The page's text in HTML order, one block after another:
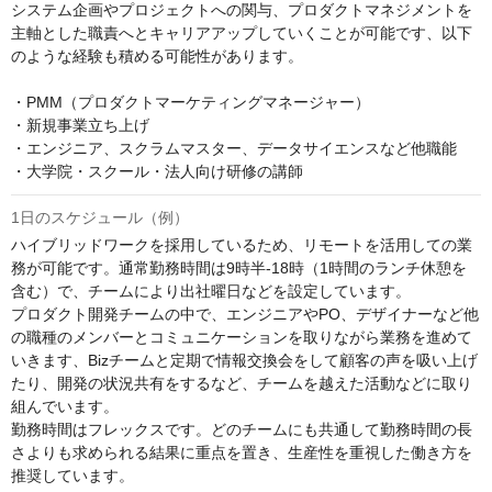
システム企画やプロジェクトへの関与、プロダクトマネジメントを
主軸とした職責へとキャリアアップしていくことが可能です、以下
のような経験も積める可能性があります。
・PMM（プロダクトマーケティングマネージャー）
・新規事業立ち上げ
・エンジニア、スクラムマスター、データサイエンスなど他職能
・大学院・スクール・法人向け研修の講師
1日のスケジュール（例）
ハイブリッドワークを採用しているため、リモートを活用しての業
務が可能です。通常勤務時間は9時半-18時（1時間のランチ休憩を
含む）で、チームにより出社曜日などを設定しています。
プロダクト開発チームの中で、エンジニアやPO、デザイナーなど他
の職種のメンバーとコミュニケーションを取りながら業務を進めて
いきます、Bizチームと定期で情報交換会をして顧客の声を吸い上げ
たり、開発の状況共有をするなど、チームを越えた活動などに取り
組んでいます。
勤務時間はフレックスです。どのチームにも共通して勤務時間の長
さよりも求められる結果に重点を置き、生産性を重視した働き方を
推奨しています。